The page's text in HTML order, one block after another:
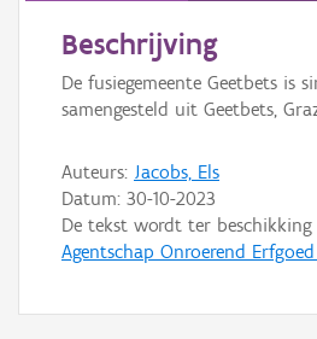
Beschrijving
De fusiegemeente Geetbets is
samengesteld uit Geetbets,
Auteurs: Jacobs, Els
Datum: 30-10-2023
De tekst wordt ter beschikking
Agentschap Onroerend Erfgoed